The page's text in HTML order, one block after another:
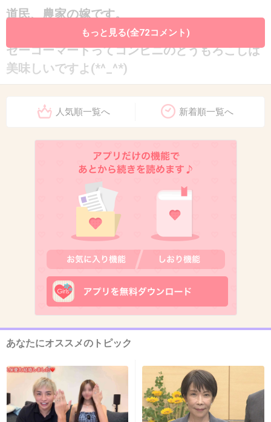
道民、農家の嫁です。
セーコーマートってコンビニのとうもろこしは
美味しいですよ(*^_^*)
大通公園のとうもろこしよりオススメです♪
Ｌチキ、からあげクンの新味は必ず買ってしま
+58
2013/08/03(土) 12:44:38
13. 匿名 2013/08/03(土) 12:44:46
ファミチキ
もっと見る(全72コメント)
人気順一覧へ 新着順一覧へ
あなたにオススメのトピック